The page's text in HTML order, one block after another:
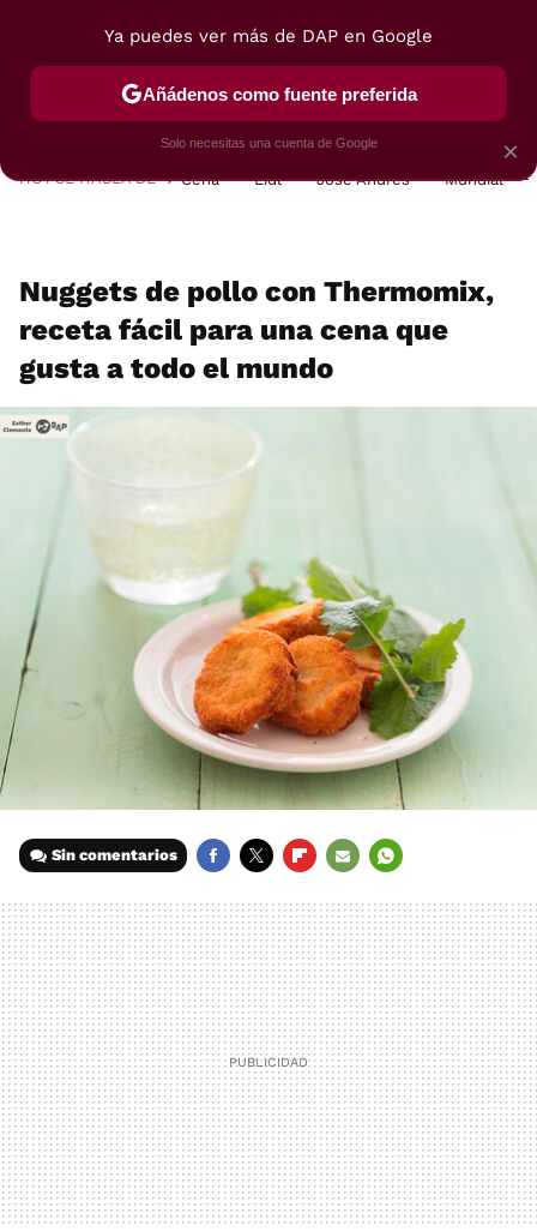
POSTRES VIAJES SELECCIÓN VEGUI
HOY SE HABLA DE Cena Lidl José Andrés Mundial
Nuggets de pollo con Thermomix,
receta fácil para una cena que
gusta a todo el mundo
Sin comentarios
MAIL
×
Ya puedes ver más de DAP en Google
Añádenos como fuente preferida
Solo necesitas una cuenta de Google